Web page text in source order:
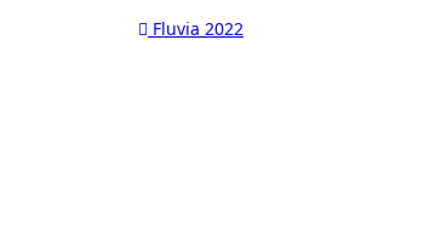
Navegación
Fluvia 2022